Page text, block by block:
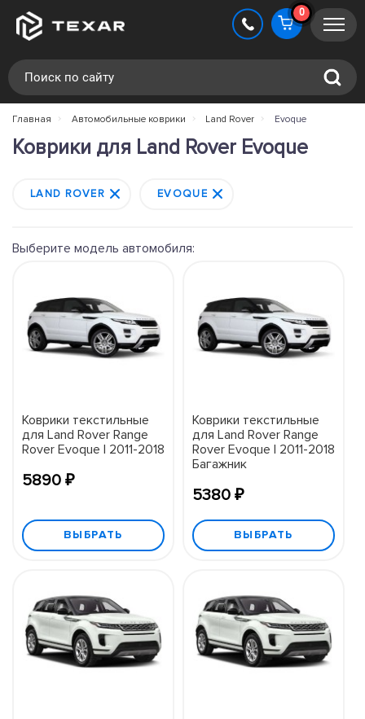
0
Главная Автомобильные коврики Land Rover Evoque
Коврики для Land Rover Evoque
LAND ROVER EVOQUE
Коврики текстильные
для Land Rover Range
Rover Evoque I 2011-2018
5890 ₽
ВЫБРАТЬ
Коврики текстильные
для Land Rover Range
Rover Evoque I 2011-2018
Багажник
5380 ₽
ВЫБРАТЬ